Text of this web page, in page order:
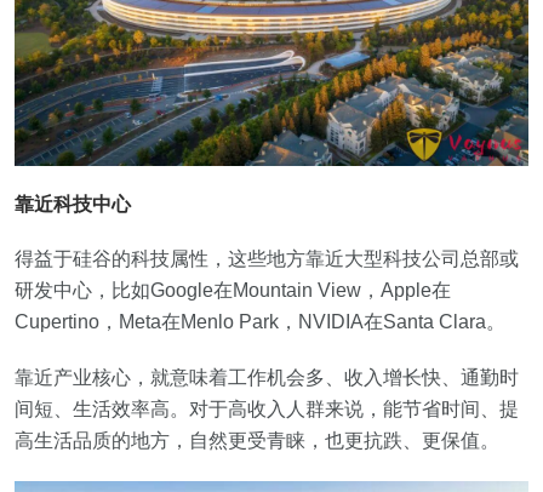
靠近科技中心
得益于硅谷的科技属性，这些地方靠近大型科技公司总部或
研发中心，比如Google在Mountain View，Apple在
Cupertino，Meta在Menlo Park，NVIDIA在Santa Clara。
靠近产业核心，就意味着工作机会多、收入增长快、通勤时
间短、生活效率高。对于高收入人群来说，能节省时间、提
高生活品质的地方，自然更受青睐，也更抗跌、更保值。